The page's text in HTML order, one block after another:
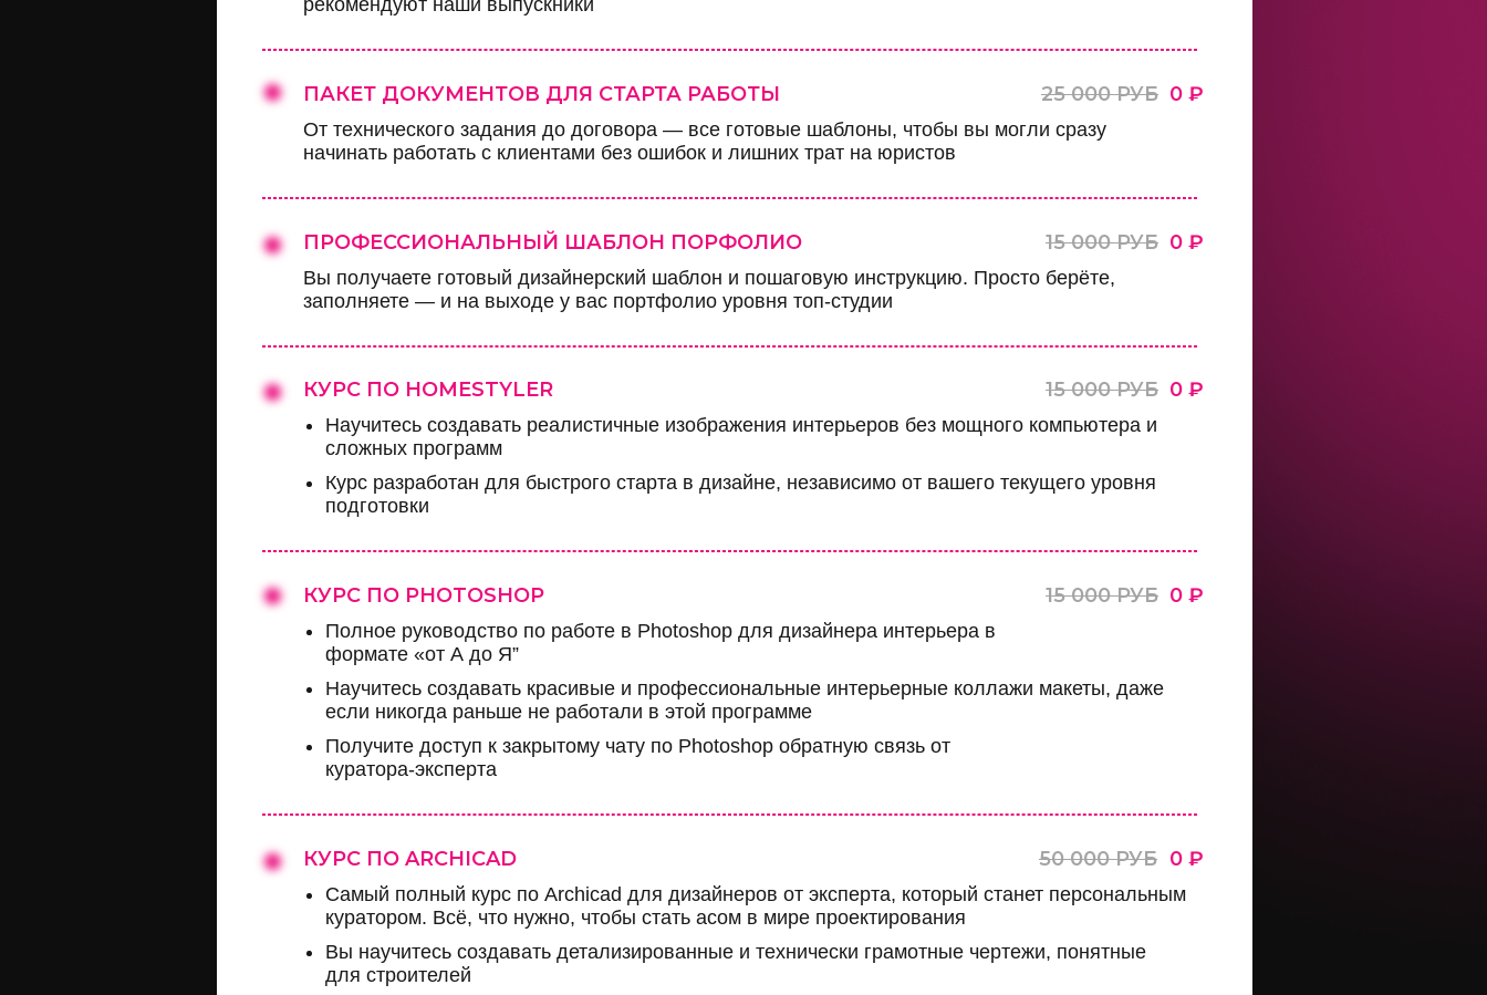
рекомендуют наши выпускники
ПАКЕТ ДОКУМЕНТОВ ДЛЯ СТАРТА РАБОТЫ 25 000 РУБ
От технического задания до договора — все готовые шаблоны, чтобы вы могли сразу
начинать работать с клиентами без ошибок и лишних трат на юристов
0 ₽
0 ₽
КУРС ПО HOMESTYLER 15 000 РУБ
Научитесь создавать реалистичные изображения интерьеров без мощного компьютера и
сложных программ
Курс разработан для быстрого старта в дизайне, независимо от вашего текущего уровня
подготовки
0 ₽
КУРС ПО PHOTOSHOP 15 000 РУБ
Полное руководство по работе в Photoshop для дизайнера интерьера в
формате «от А до Я”
Научитесь создавать красивые и профессиональные интерьерные коллажи макеты, даже
если никогда раньше не работали в этой программе
Получите доступ к закрытому чату по Photoshop обратную связь от
куратора-эксперта
ПРОФЕССИОНАЛЬНЫЙ ШАБЛОН ПОРФОЛИО 15 000 РУБ 0 ₽
Вы получаете готовый дизайнерский шаблон и пошаговую инструкцию. Просто берёте,
заполняете — и на выходе у вас портфолио уровня топ-студии
0 ₽
КУРС ПО ARCHICAD 50 000 РУБ
Самый полный курс по Archicad для дизайнеров от эксперта, который станет персональным
куратором. Всё, что нужно, чтобы стать асом в мире проектирования
Вы научитесь создавать детализированные и технически грамотные чертежи, понятные
для строителей